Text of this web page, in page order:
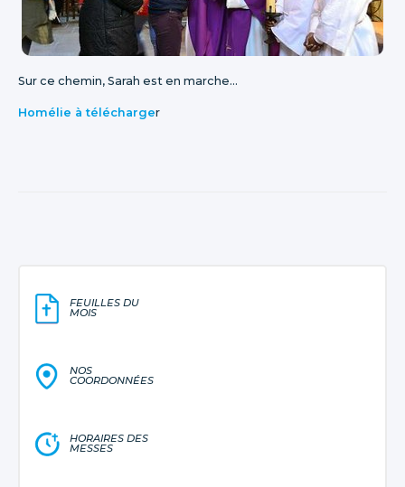
Sur ce chemin, Sarah est en marche...
Homélie à télécharger
FEUILLES DU
MOIS
NOS
COORDONNÉES
HORAIRES DES
MESSES